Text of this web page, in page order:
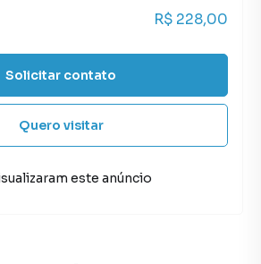
R$ 228,00
Solicitar contato
Quero visitar
este anúncio